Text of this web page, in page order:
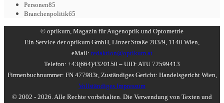
Personen85
Branchenpolitik65
© optikum, Magazin für Augenoptik und Optometrie
Ein Service der optikum GmbH, Linzer Straße 283/9, 1140 Wien,
eMail: redaktion@optikum.at
Telefon: +43(664)4320150 – UID: ATU 72599413
Firmenbuchnummer: FN 477983t, Zuständiges Gericht: Handelsgericht Wien,
Vollständiges Impressum
© 2002 - 2026. Alle Rechte vorbehalten. Die Verwendung von Texten und